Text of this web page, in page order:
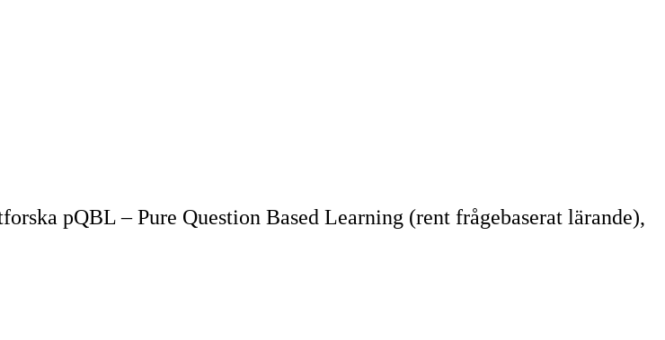
pQBL – Pure Question Based Learning (rent frågebaserat lärande),